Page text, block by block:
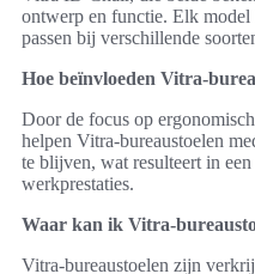
ontwerp en functie. Elk
passen bij verschillende
Hoe beïnvloeden Vitra-
Door de focus op
helpen Vitra-bureaustoelen
te blijven, wat resulteert in
werkprestaties.
Waar kan ik Vitra-
Vitra-bureaustoelen zijn